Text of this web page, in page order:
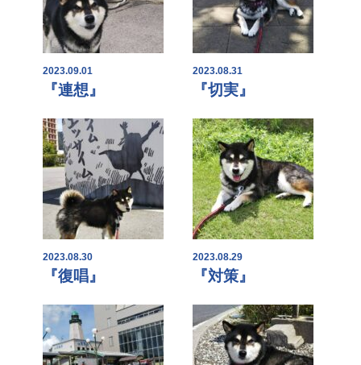
2023.09.01
『連想』
2023.08.31
『切実』
2023.08.30
『復唱』
2023.08.29
『対策』